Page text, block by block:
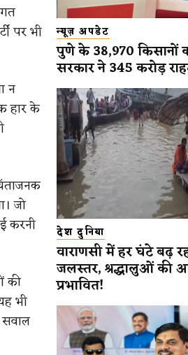
पर भी
न
हार के
जो
करनी
की
भी
न्यूज़ अपडेट
पुणे के 38,970 किसानों
सरकार ने 345 करोड़
देश दुनिया
वाराणसी में हर घंटे बढ़
जलस्तर, श्रद्धालुओं की
प्रभावित!